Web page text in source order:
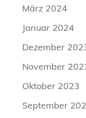
März 2024
Januar 2024
Dezember
November
Oktober 2023
September